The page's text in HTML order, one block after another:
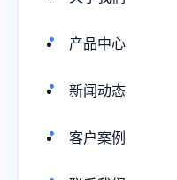
产品中心
新闻动态
客户案例